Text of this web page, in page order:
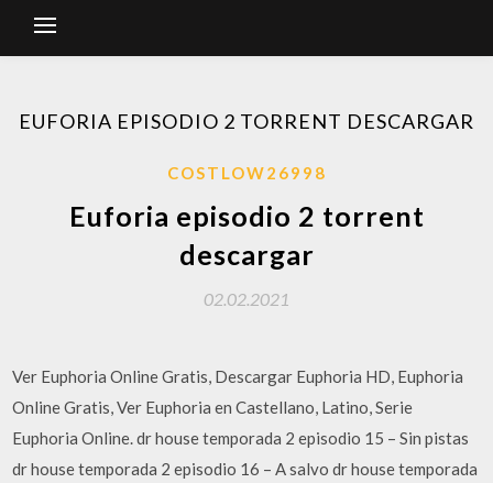
EUFORIA EPISODIO 2 TORRENT DESCARGAR
COSTLOW26998
Euforia episodio 2 torrent
descargar
02.02.2021
Ver Euphoria Online Gratis, Descargar Euphoria HD, Euphoria
Online Gratis, Ver Euphoria en Castellano, Latino, Serie
Euphoria Online. dr house temporada 2 episodio 15 – Sin pistas
dr house temporada 2 episodio 16 – A salvo dr house temporada